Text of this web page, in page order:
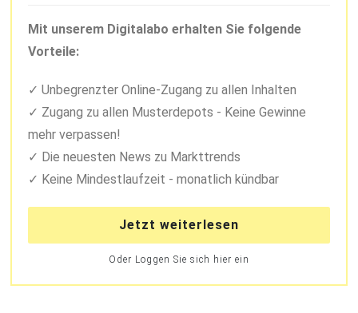
Mit unserem Digitalabo erhalten Sie folgende
Vorteile:
Unbegrenzter Online-Zugang zu allen Inhalten
Zugang zu allen Musterdepots - Keine Gewinne
mehr verpassen!
Die neuesten News zu Markttrends
Keine Mindestlaufzeit - monatlich kündbar
Jetzt weiterlesen
Oder Loggen Sie sich hier ein